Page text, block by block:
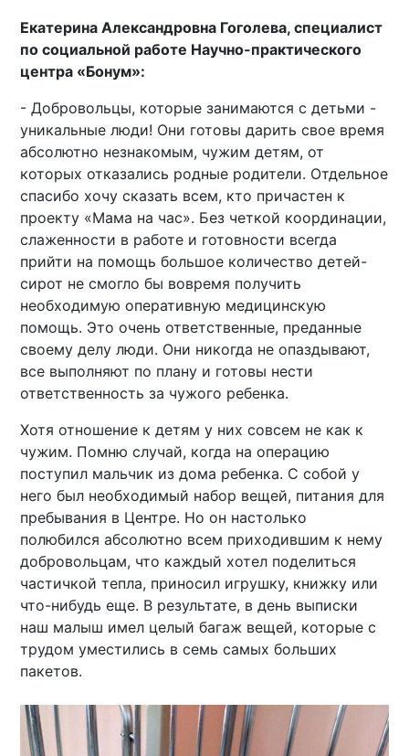
Екатерина Александровна Гоголева, специалист
по социальной работе Научно-практического
центра «Бонум»:
- Добровольцы, которые занимаются с детьми -
уникальные люди! Они готовы дарить свое время
абсолютно незнакомым, чужим детям, от
которых отказались родные родители. Отдельное
спасибо хочу сказать всем, кто причастен к
проекту «Мама на час». Без четкой координации,
слаженности в работе и готовности всегда
прийти на помощь большое количество детей-
сирот не смогло бы вовремя получить
необходимую оперативную медицинскую
помощь. Это очень ответственные, преданные
своему делу люди. Они никогда не опаздывают,
все выполняют по плану и готовы нести
ответственность за чужого ребенка.
Хотя отношение к детям у них совсем не как к
чужим. Помню случай, когда на операцию
поступил мальчик из дома ребенка. С собой у
него был необходимый набор вещей, питания для
пребывания в Центре. Но он настолько
полюбился абсолютно всем приходившим к нему
добровольцам, что каждый хотел поделиться
частичкой тепла, приносил игрушку, книжку или
что-нибудь еще. В результате, в день выписки
наш малыш имел целый багаж вещей, которые с
трудом уместились в семь самых больших
пакетов.